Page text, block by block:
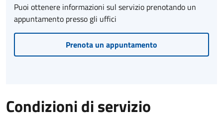
Puoi ottenere informazioni sul servizio prenotando un
appuntamento presso gli uffici
Prenota un appuntamento
Condizioni di servizio